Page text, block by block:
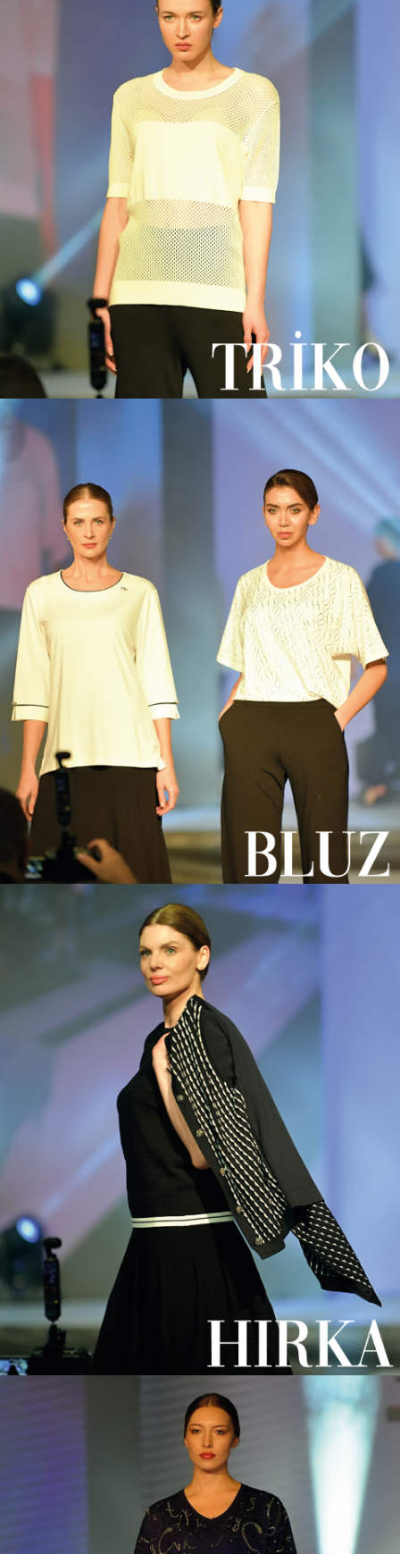
Toptan bayan giyim. Sezonun yeni penye modelleri.
Türk bayan giyim markası KAZEE, dünya çapında birçok ülke ve
markaya bayan giyim üretimi ve ihracatı yapan firmamız, İstanbul'da
çok sayıda bayan giyim satışı yapmaktadır. Bir Türk kadın giyim
markası olan Kazee'nin İstanbul'da iki toptan kadın giyim mağazası
bulunuyor. Toptan ve perakende satış mağazalarımız Antalya Rixos
Hotels bünyesinde yer almaktadır. Firmamız 1993 yılından beri tüm
ürünlerini İstanbul'da bulunan Reel tekstil fabrikasında üretmektedir.
Reel Tekstil birçok ülke ve markaya bayan giyim üretimi yapmakta
ve dünyanın önde gelen markalarına bayan giyim ihracatı
yapmaktadır. Ürünlerimizin tamamı %100 Türk malı olup,
ürünlerimizin tamamı firmamıza aittir ve patentlidir. Türkiye'de kadın
giyim üreticisi ve ihracatçısı olan Kazee, İstanbul'daki toptan satış
mağazaları aracılığıyla ürünlerini dünya çapında ihraç etmektedir.
Üye işyeri sitemiz: www.kazee.com.tr https://www.kazee.com.tr
Toptan satış sitemiz: www.kazeeofficial.com
https://www.kazeeofficial.com
Toptancı KAZEE Rixos Beldibi:
Beldibi Mahallesi Merkez Ofis Atatürk Caddesi Mağaza No 67/4
Kemer / Antalya
3 Boyutlu Harita: https://my.matterport.com/show/?
m=afVZMwQAivy
Şef Beldibi Mutan Atatürk Caddesi No.: 153- 1/1 Mağaza 17 Kemer /
Toptan satış mağazası KAZEE Rixos Premium Belek:
İleribaşı Mevkiy Belek / Serik / Antalya
3 boyutlu harita: https://my.matterport.com/show/?
m=qEQmJeh59zY
KAZEE & INTERPOLO LALELI Bayan giyim toptan satışı
Kamaluddin semtinin mimarı, ünlü Hesmat Sokak No.1.4, Lallı /
İstanbul, Türkiye
Google Haritalar: https://g.page/kazeecomtr?gm
KAZEE LALELI Toptan Bayan Giyim
Koska Sokak No:4 / B LALELİ - İSTANBUL - Türkiye
Google Haritalar: https://g.page/kazeeoficial?gm
KAZEE & REEL TEKSTİL SAN. Bayan Giyim Fabrika Adresi:
Topkapı Maltepe Yollu Obaköy Sanayi Sitesi No:216 / Topkapı A /
Zeytinburnu / İstanbul / Türkiye
Google haritası: https://g.page/r/CQkxVdR8VnhxEAo
Sayfamızın tüm hakları KAZEE markasına aittir. Kazee, REEL TEXTIL'in
ticari markasıdır ve tüm hakları saklıdır. Sayfamızdaki tüm videolar
firmamıza, sayfamızdaki ürünler bize ait olup, tüm patent ve
sertifikaları mevcuttur. KAZEE markası %100 şirketimiz Madrid'e
aittir. Bağlantı:
ID=ROM.1506822 Patent numarası: 1506822
https://www3.wipo.int/madrid/monitor/en/showData.jsp?
toptan bayan giyim,
tarak satışı,
toptan penye bayan giyim,
kristal taşlarla işlenmiş penye,
toptan penye bayan modelleri,
kadın giyim mağazası,
bayan giyim toptancısı,
laleli bayan giyim toptan satışı,
türkiyeden toptan kıyafet,
çevrimiçi alışveriş,
#pamuk satışı,
#kadın giyim toptancısı,
#kristal taşlarla işlenmiş pamuk,
#toptankadınpenyemodelleri,
#bayan giyim mağazası,
#toptancı bayan giyim,
#toptanalelidenbayangiyim,
#Türkiye'den toptan giyim,
#internetten alışveriş,